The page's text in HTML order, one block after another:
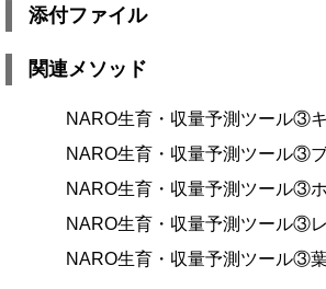
添付ファイル
関連メソッド
NARO生育・収量予測ツール③
NARO生育・収量予測ツール③
NARO生育・収量予測ツール③
NARO生育・収量予測ツール③
NARO生育・収量予測ツール③